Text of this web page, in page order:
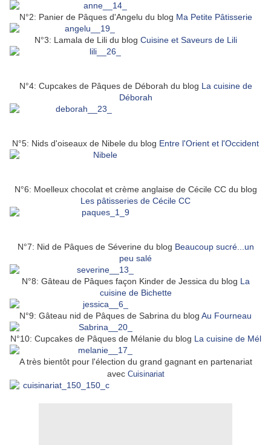
N°2: Panier de Pâques d'Angelu du blog Ma Petite Pâtisserie
N°3: Lamala de Lili du blog Cuisine et Saveurs de Lili
N°4: Cupcakes de Pâques de Déborah du blog La cuisine de
Déborah
N°5: Nids d'oiseaux de Nibele du blog Entre l'Orient et l'Occident
N°6: Moelleux chocolat et crème anglaise de Cécile CC du blog
Les pâtisseries de Cécile CC
N°7: Nid de Pâques de Séverine du blog Beaucoup sucré...un
peu salé
N°8: Gâteau de Pâques façon Kinder de Jessica du blog La
cuisine de Bichette
N°9: Gâteau nid de Pâques de Sabrina du blog Au Fourneau
N°10: Cupcakes de Pâques de Mélanie du blog La cuisine de Mél
A très bientôt pour l'élection du grand gagnant en partenariat
avec Cuisinariat